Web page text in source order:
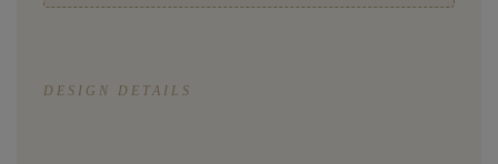
DESIGN DETAILS